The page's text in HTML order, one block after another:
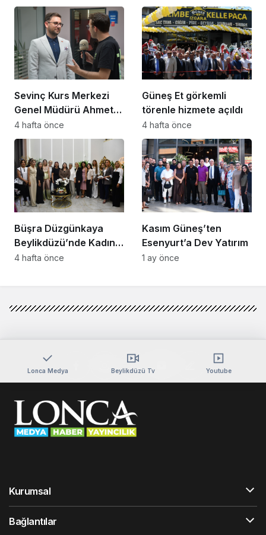
Noktaya Geldi”
Sevinç Kurs Merkezi
Genel Müdürü Ahmet
Zeyrekmişoğlu
Başarının Sırrını Anlattı
4 hafta önce
Güneş Et görkemli
törenle hizmete açıldı
4 hafta önce
Büşra Düzgünkaya
Beylikdüzü’nde Kadın
Girişimcilerle Buluştu
4 hafta önce
Kasım Güneş’ten
Esenyurt’a Dev Yatırım
1 ay önce
Lonca Medya Beylikdüzü Tv Youtube
Kurumsal
Bağlantılar